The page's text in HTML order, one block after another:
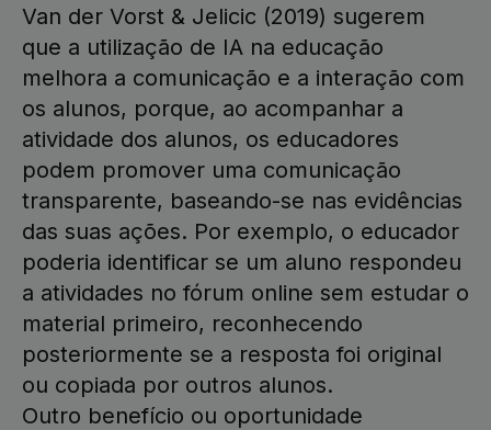
Van der Vorst & Jelicic (2019) sugerem
que a utilização de IA na educação
melhora a comunicação e a interação com
os alunos, porque, ao acompanhar a
atividade dos alunos, os educadores
podem promover uma comunicação
transparente, baseando-se nas evidências
das suas ações. Por exemplo, o educador
poderia identificar se um aluno respondeu
a atividades no fórum online sem estudar o
material primeiro, reconhecendo
posteriormente se a resposta foi original
ou copiada por outros alunos.
Outro benefício ou oportunidade